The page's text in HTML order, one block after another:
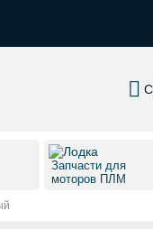
Запчасти для
моторов ПЛМ